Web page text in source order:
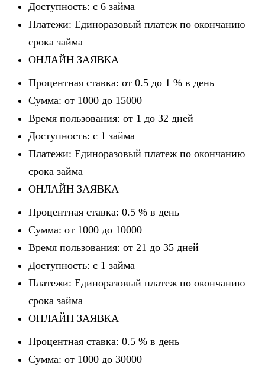
Доступность: c 6 займа
Платежи: Единоразовый платеж по окончанию
срока займа
ОНЛАЙН ЗАЯВКА
Процентная ставка: от 0.5 до 1 % в день
Сумма: от 1000 до 15000
Время пользования: от 1 до 32 дней
Доступность: c 1 займа
Платежи: Единоразовый платеж по окончанию
срока займа
ОНЛАЙН ЗАЯВКА
Процентная ставка: 0.5 % в день
Сумма: от 1000 до 10000
Время пользования: от 21 до 35 дней
Доступность: c 1 займа
Платежи: Единоразовый платеж по окончанию
срока займа
ОНЛАЙН ЗАЯВКА
Процентная ставка: 0.5 % в день
Сумма: от 1000 до 30000